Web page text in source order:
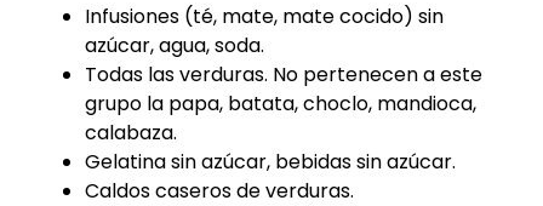
Infusiones (té, mate, mate cocido) sin
azúcar, agua, soda.
Todas las verduras. No pertenecen a este
grupo la papa, batata, choclo, mandioca,
calabaza.
Gelatina sin azúcar, bebidas sin azúcar.
Caldos caseros de verduras.